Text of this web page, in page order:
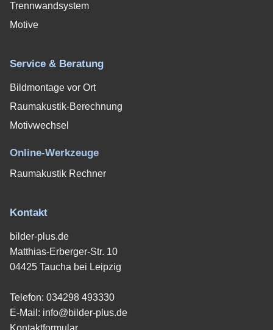
Trennwandsystem
Motive
Service & Beratung
Bildmontage vor Ort
Raumakustik-Berechnung
Motivwechsel
Online-Werkzeuge
Raumakustik Rechner
Kontakt
bilder-plus.de
Matthias-Erberger-Str. 10
04425 Taucha bei Leipzig
Telefon: 034298 493330
E-Mail: info@bilder-plus.de
Kontaktformular